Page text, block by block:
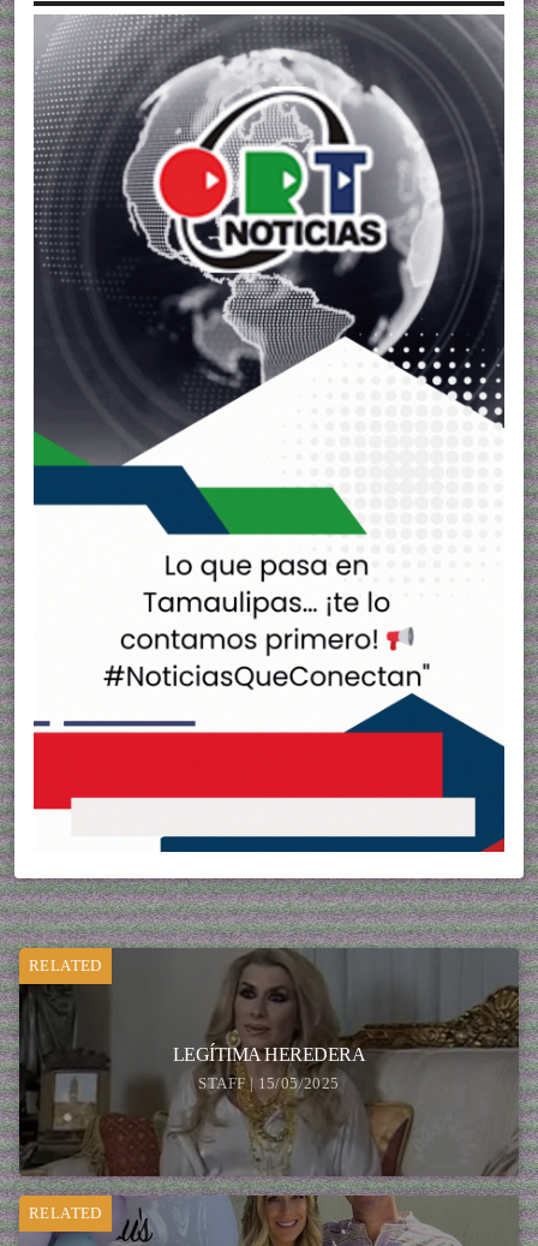
RELATED
LEGÍTIMA HEREDERA
STAFF | 15/05/2025
RELATED